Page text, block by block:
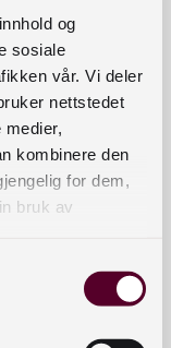
og
sosiale
vår. Vi deler
nettstedet
medier,
kombinere den
for dem,
bruk av
av
vert brukte
er knytt til
gjere
Desse er
for alle til
å gjere